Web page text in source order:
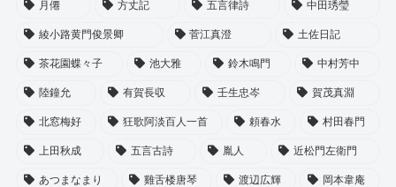
月僊 方丈記 五言律詩 中田琇瑩
綾小路黄門俊景卿 菅江真澄 土佐日記
茶花園蝶々子 池大雅 鈴木鳴門 中村芳中
陸鐘允 有賀長収 壬生忠岑 賀茂真淵
北窓梅好 狂歌阿淡百人一首 頼春水 村田春門
上田秋成 五言古詩 胤人 近松門左衛門
あつまなまり 雞舌楼唐琴 渡辺広輝 岡本韋庵